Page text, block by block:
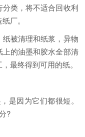
类，将不适合回收利
厂。
被清理和纸浆，异物
的油墨和胶水全部清
最终得到可用的纸。
是因为它们都很短。
?